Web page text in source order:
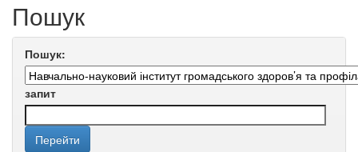
Пошук
Пошук:
запит